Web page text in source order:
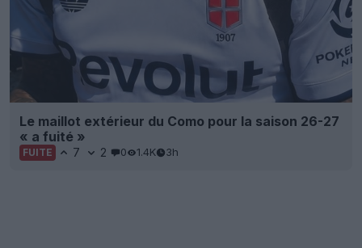
Le maillot extérieur du Como pour la saison 26-27
« a fuité »
FUITE 7 2 0 1.4K 3h